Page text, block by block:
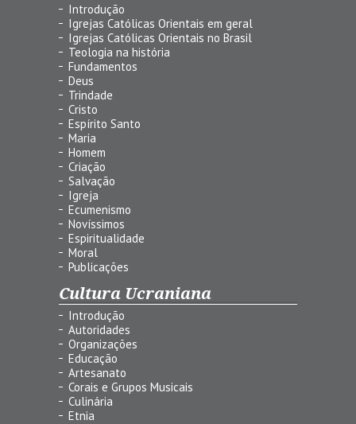
Introdução
Igrejas Católicas Orientais em geral
Igrejas Católicas Orientais no Brasil
Teologia na história
Fundamentos
Deus
Trindade
Cristo
Espírito Santo
Maria
Homem
Criação
Salvação
Igreja
Ecumenismo
Novíssimos
Espiritualidade
Moral
Publicações
Cultura Ucraniana
Introdução
Autoridades
Organizações
Educação
Artesanato
Corais e Grupos Musicais
Culinária
Etnia